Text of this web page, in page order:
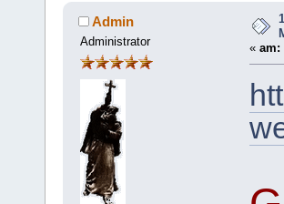
Admin
Administrator
« am: